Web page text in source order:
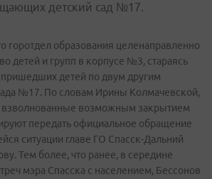
детский сад №17.
горотдел образования целенаправленно
детей и групп в корпусе №3, стараясь
пришедших детей по двум другим
№17. По словам Ирины Колмачевской,
возможным закрытием
передать официальное обращение
ситуации главе ГО Спасск-Дальний
Тем более, что ранее, в середине
мэра Спасска с населением, Бессонов